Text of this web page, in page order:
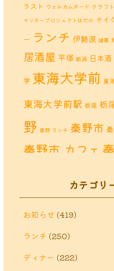
ラスト ウェルカムボード クラフ
ャッタープロジェクトはだの テイ
ー ランチ 伊勢原 健康
居酒屋 平塚 新潟 日本酒
学 東海大学前 東
東海大学前駅 栃尾 栃
野 秦野 ランチ 秦野市
秦野市 カフェ
市 定食 鶴巻 鶴巻 お惣菜 鶴
鶴巻 ディナー
チ 鶴巻 定食
泉駅 黒板アート
カテゴリ
お知らせ (419)
ランチ (250)
ディナー (222)